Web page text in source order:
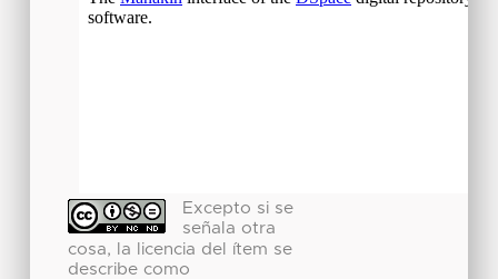
Excepto si se
señala otra
cosa, la licencia del ítem se
describe como